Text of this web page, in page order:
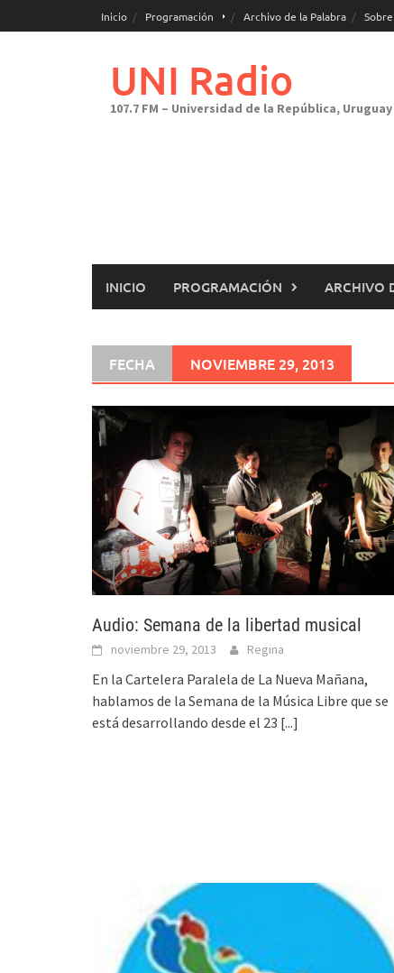
al
Inicio Programación Archivo de la Palabra
UNI Radio
107.7 FM – Universidad de la República,
INICIO PROGRAMACIÓN ARCHIVO
FECHA NOVIEMBRE 29, 2013
Audio: Semana de la libertad musical
noviembre 29, 2013 Regina
En la Cartelera Paralela de La Nueva Mañana,
hablamos de la Semana de la Música Libre que se
está desarrollando desde el 23 [...]